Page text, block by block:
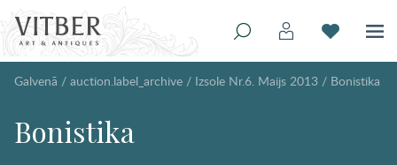
Galvenā / auction.label_archive / Izsole Nr.6. Maijs 2013 / Bonistika
Bonistika